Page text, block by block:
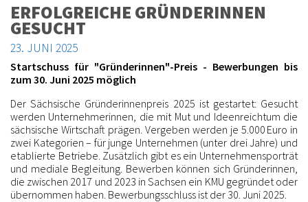
ERFOLGREICHE GRÜNDERINNEN
GESUCHT
23. JUNI 2025
Startschuss für "Gründerinnen"-Preis - Bewerbungen bis
zum 30. Juni 2025 möglich
Der Sächsische Gründerinnenpreis 2025 ist gestartet: Gesucht
werden Unternehmerinnen, die mit Mut und Ideenreichtum die
sächsische Wirtschaft prägen. Vergeben werden je 5.000 Euro in
zwei Kategorien – für junge Unternehmen (unter drei Jahre) und
etablierte Betriebe. Zusätzlich gibt es ein Unternehmensporträt
und mediale Begleitung. Bewerben können sich Gründerinnen,
die zwischen 2017 und 2023 in Sachsen ein KMU gegründet oder
übernommen haben. Bewerbungsschluss ist der 30. Juni 2025.